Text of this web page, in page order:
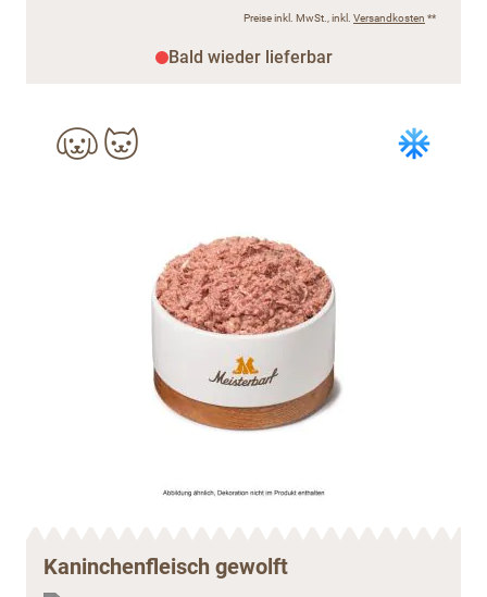
Preise inkl. MwSt., inkl. Versandkosten **
Bald wieder lieferbar
Kaninchenfleisch gewolft